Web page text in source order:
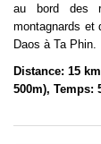
au bord des
montagnards et
Daos à Ta Phin.
Distance: 15
500m), Temps: